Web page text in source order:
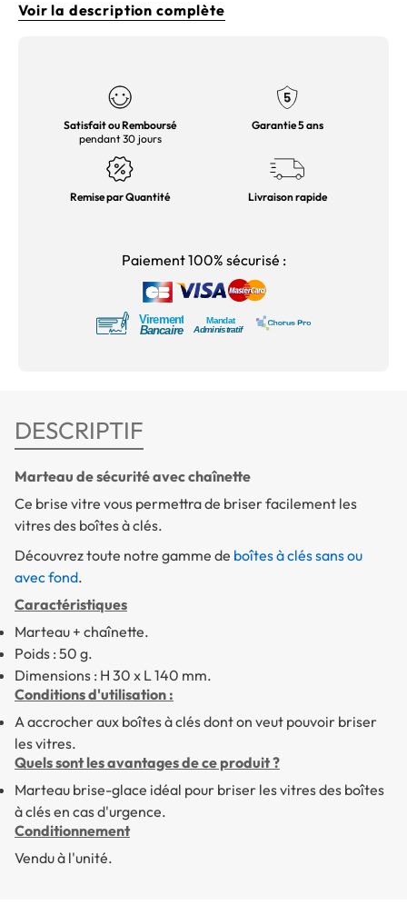
Voir la description complète
Satisfait ou Remboursé
pendant 30 jours
Garantie 5 ans
Remise par Quantité Livraison rapide
Paiement 100% sécurisé :
DESCRIPTIF
Marteau de sécurité avec chaînette
Ce brise vitre vous permettra de briser facilement les
vitres des boîtes à clés.
Découvrez toute notre gamme de boîtes à clés sans ou
avec fond.
Caractéristiques
Marteau + chaînette.
Poids : 50 g.
Dimensions : H 30 x L 140 mm.
Conditions d'utilisation :
A accrocher aux boîtes à clés dont on veut pouvoir briser
les vitres.
Quels sont les avantages de ce produit ?
Marteau brise-glace idéal pour briser les vitres des boîtes
à clés en cas d'urgence.
Conditionnement
Vendu à l'unité.